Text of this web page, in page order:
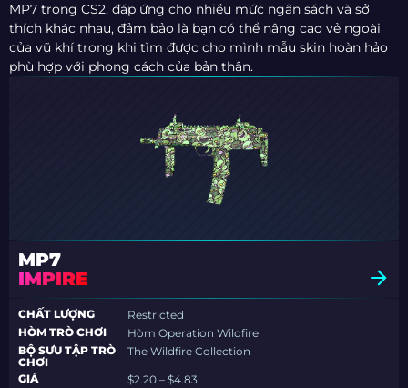
MP7 trong CS2, đáp ứng cho nhiều mức ngân sách và sở
thích khác nhau, đảm bảo là bạn có thể nâng cao vẻ ngoài
của vũ khí trong khi tìm được cho mình mẫu skin hoàn hảo
phù hợp với phong cách của bản thân.
MP7
IMPIRE
CHẤT LƯỢNG
Restricted
HÒM TRÒ CHƠI
Hòm Operation Wildfire
BỘ SƯU TẬP TRÒ
CHƠI
The Wildfire Collection
GIÁ
$2.20 – $4.83